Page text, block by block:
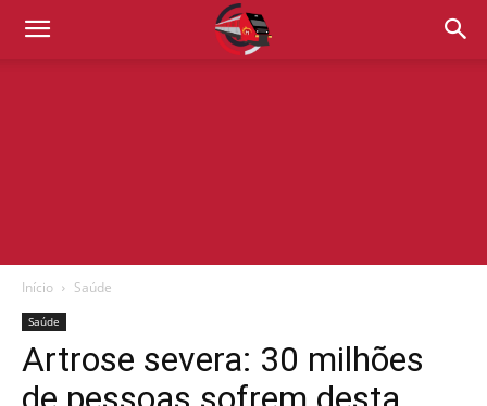
Início Saúde
Saúde
Artrose severa: 30 milhões